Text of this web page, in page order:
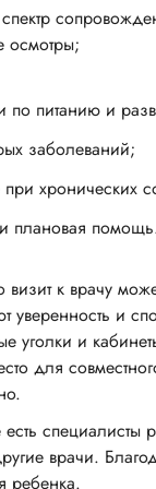
осмотры;
по питанию и
заболеваний;
хронических
плановая
к врачу
уверенность и
уголки и
для
специалисты
врачи.
ребенка.